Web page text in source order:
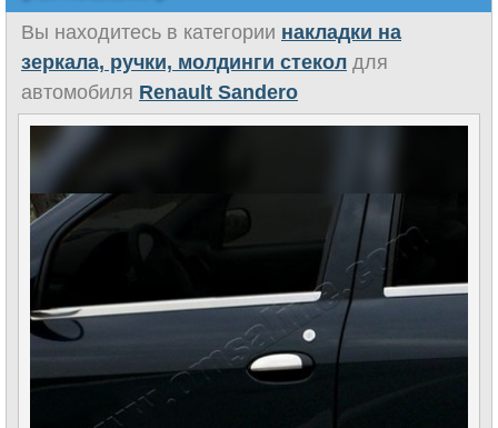
Вы находитесь в категории накладки на
зеркала, ручки, молдинги стекол для
автомобиля Renault Sandero